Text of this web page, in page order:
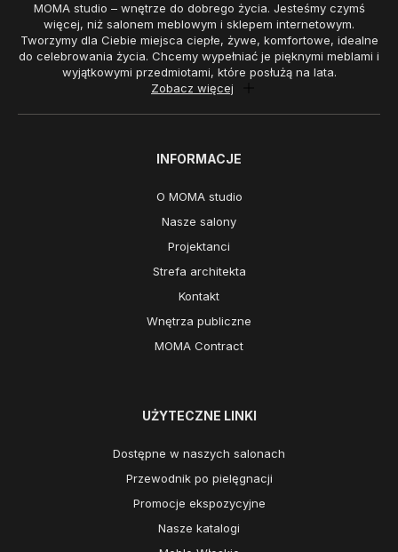
MOMA studio – wnętrze do dobrego życia. Jesteśmy czymś
więcej, niż salonem meblowym i sklepem internetowym.
Tworzymy dla Ciebie miejsca ciepłe, żywe, komfortowe, idealne
do celebrowania życia. Chcemy wypełniać je pięknymi meblami i
wyjątkowymi przedmiotami, które posłużą na lata.
Zobacz więcej
INFORMACJE
O MOMA studio
Nasze salony
Projektanci
Strefa architekta
Kontakt
Wnętrza publiczne
MOMA Contract
UŻYTECZNE LINKI
Dostępne w naszych salonach
Przewodnik po pielęgnacji
Promocje ekspozycyjne
Nasze katalogi